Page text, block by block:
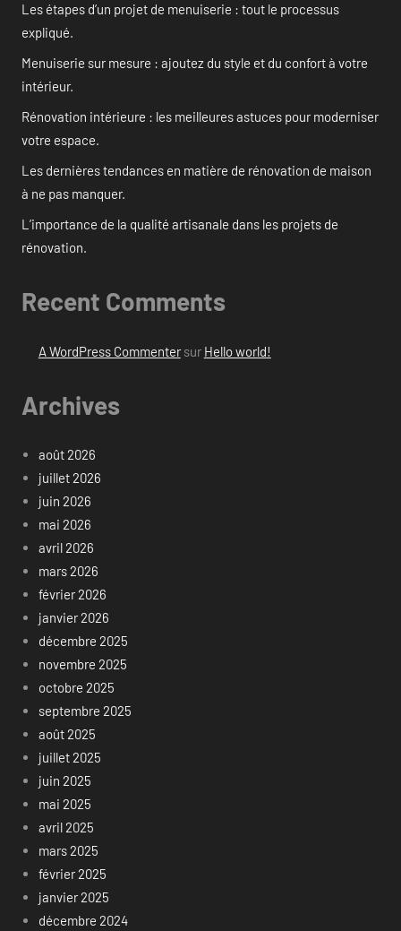
Les étapes d’un projet de menuiserie : tout le processus
expliqué.
Menuiserie sur mesure : ajoutez du style et du confort à votre
intérieur.
Rénovation intérieure : les meilleures astuces pour moderniser
votre espace.
Les dernières tendances en matière de rénovation de maison
à ne pas manquer.
L’importance de la qualité artisanale dans les projets de
rénovation.
Recent Comments
A WordPress Commentersur Hello world!
Archives
août 2026
juillet 2026
juin 2026
mai 2026
avril 2026
mars 2026
février 2026
janvier 2026
décembre 2025
novembre 2025
octobre 2025
septembre 2025
août 2025
juillet 2025
juin 2025
mai 2025
avril 2025
mars 2025
février 2025
janvier 2025
décembre 2024